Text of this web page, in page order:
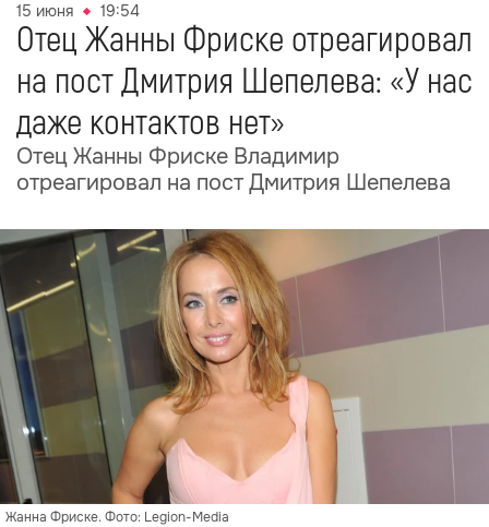
15 июня 19:54
Отец Жанны Фриске отреагировал
на пост Дмитрия Шепелева: «У нас
даже контактов нет»
Отец Жанны Фриске Владимир
отреагировал на пост Дмитрия Шепелева
Жанна Фриске. Фото: Legion-Media